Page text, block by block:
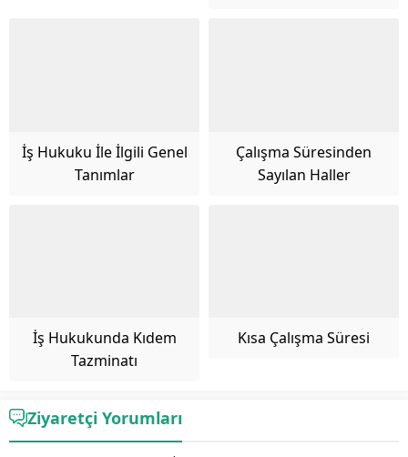
İş Hukuku İle İlgili Genel
Tanımlar
Çalışma Süresinden
Sayılan Haller
İş Hukukunda Kıdem
Tazminatı
Kısa Çalışma Süresi
Ziyaretçi Yorumları